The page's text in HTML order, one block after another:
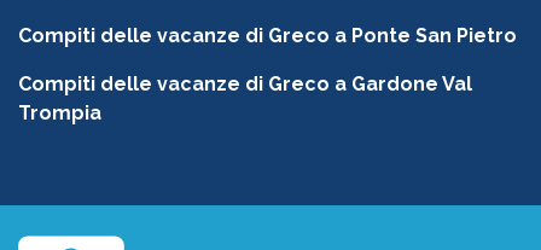
Compiti delle vacanze di Greco a Ponte San Pietro
Compiti delle vacanze di Greco a Gardone Val
Trompia